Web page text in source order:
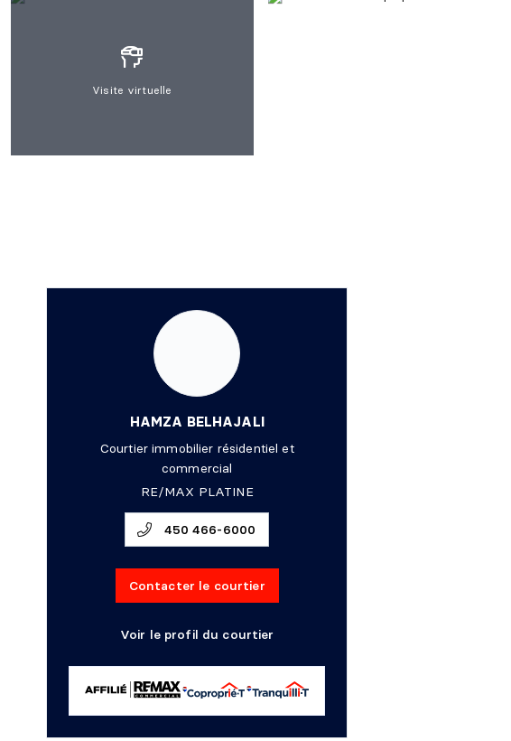
Visite virtuelle
HAMZA BELHAJALI
Courtier immobilier résidentiel et
commercial
RE/MAX PLATINE
450 466-6000
Contacter le courtier
Voir le profil du courtier